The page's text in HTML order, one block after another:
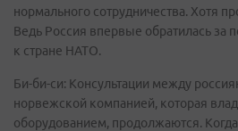
нормального сотрудничества. Хотя
Ведь Россия впервые обратилась за
к стране НАТО.
Би-би-си: Консультации между
норвежской компанией, которая
оборудованием, продолжаются.